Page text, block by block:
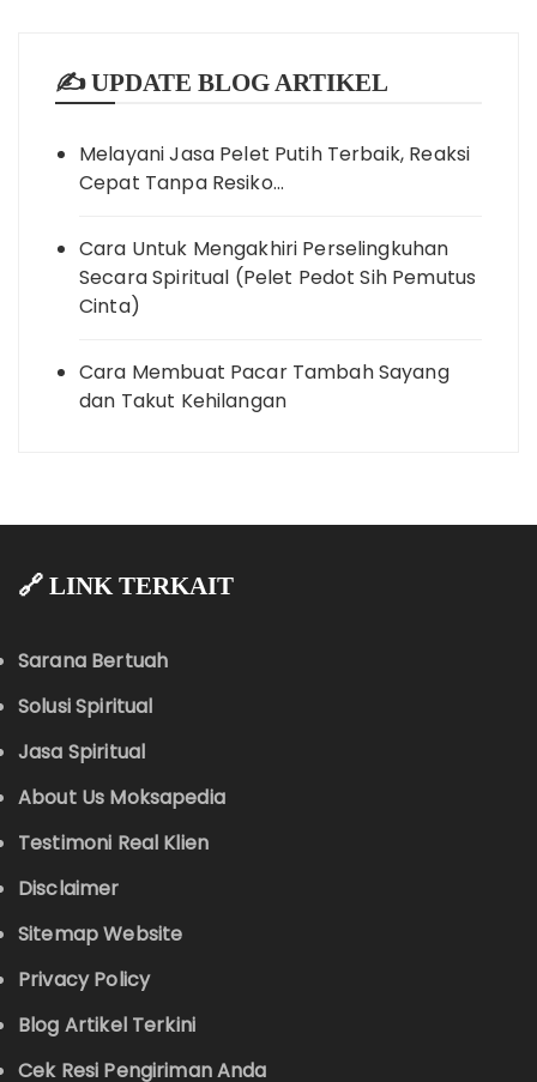
✍️ UPDATE BLOG ARTIKEL
Melayani Jasa Pelet Putih Terbaik, Reaksi
Cepat Tanpa Resiko…
Cara Untuk Mengakhiri Perselingkuhan
Secara Spiritual (Pelet Pedot Sih Pemutus
Cinta)
Cara Membuat Pacar Tambah Sayang
dan Takut Kehilangan
🔗 LINK TERKAIT
Sarana Bertuah
Solusi Spiritual
Jasa Spiritual
About Us Moksapedia
Testimoni Real Klien
Disclaimer
Sitemap Website
Privacy Policy
Blog Artikel Terkini
Cek Resi Pengiriman Anda